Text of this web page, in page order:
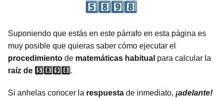
5️⃣8️⃣9️⃣8️⃣
Suponiendo que estás en este párrafo en esta página es
muy posible que quieras saber cómo ejecutar el
procedimiento de matemáticas habitual para calcular la
raíz de 5️⃣8️⃣9️⃣8️⃣ .
Si anhelas conocer la respuesta de inmediato, ¡adelante!